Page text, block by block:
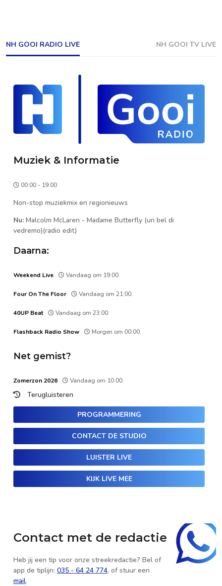
NH GOOI RADIO LIVE NH GOOI TV LIVE
Muziek & Informatie
00:00 - 19:00
Non-stop muziekmix en regionieuws
Nu: Malcolm McLaren - Madame Butterfly (un bel di
vedremo)(radio edit)
Daarna:
Weekend Live Vandaag om 19:00.
Four On The Floor Vandaag om 21:00.
40UP Beat Vandaag om 23:00.
Flashback Radio Show Morgen om 00:00.
Net gemist?
Zomerzon 2026 Vandaag om 10:00.
Terugluisteren
PROGRAMMERING
CONTACT DE STUDIO
LUISTER LIVE
KIJK LIVE MEE
Contact met de redactie
Heb jij een tip voor onze streekredactie? Bel of
app de tiplijn: 035 - 64 24 774, of stuur een
mail.